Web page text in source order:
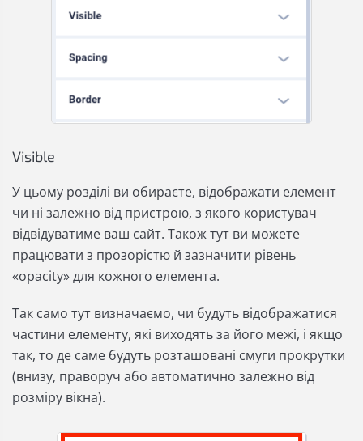
Visible
У цьому розділі ви обираєте, відображати елемент
чи ні залежно від пристрою, з якого користувач
відвідуватиме ваш сайт. Також тут ви можете
працювати з прозорістю й зазначити рівень
«opacity» для кожного елемента.
Так само тут визначаємо, чи будуть відображатися
частини елементу, які виходять за його межі, і якщо
так, то де саме будуть розташовані смуги прокрутки
(внизу, праворуч або автоматично залежно від
розміру вікна).